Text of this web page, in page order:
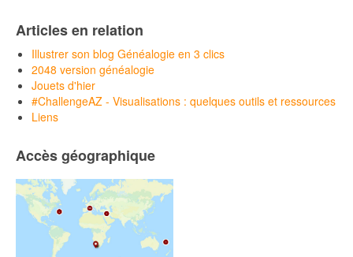
Articles en relation
Illustrer son blog Généalogie en 3 clics
2048 version généalogie
Jouets d'hier
#ChallengeAZ - Visualisations : quelques outils et ressources
Liens
Accès géographique